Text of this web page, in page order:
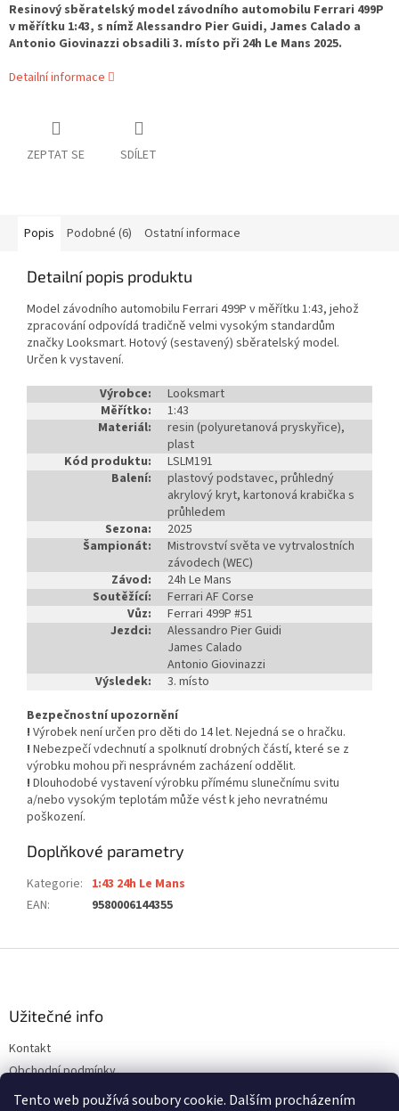
Tento web používá soubory cookie. Dalším procházením
Resinový sběratelský model závodního automobilu Ferrari 499P
v měřítku 1:43, s nímž Alessandro Pier Guidi, James Calado a
Antonio Giovinazzi obsadili 3. místo při 24h Le Mans 2025.
Detailní informace
ZEPTAT SE SDÍLET
Popis Podobné (6) Ostatní informace
Detailní popis produktu
Model závodního automobilu Ferrari 499P v měřítku 1:43, jehož
zpracování odpovídá tradičně velmi vysokým standardům
značky Looksmart. Hotový (sestavený) sběratelský model.
Určen k vystavení.
Výrobce:
Looksmart
Měřítko:
1:43
Materiál:
resin (polyuretanová pryskyřice),
plast
Kód produktu:
LSLM191
Balení:
plastový podstavec, průhledný
akrylový kryt, kartonová krabička s
průhledem
Sezona:
2025
Šampionát:
Mistrovství světa ve vytrvalostních
závodech (WEC)
Závod:
24h Le Mans
Soutěžící:
Ferrari AF Corse
Vůz:
Ferrari 499P #51
Jezdci:
Alessandro Pier Guidi
James Calado
Antonio Giovinazzi
Výsledek:
3. místo
Bezpečnostní upozornění
! Výrobek není určen pro děti do 14 let. Nejedná se o hračku.
! Nebezpečí vdechnutí a spolknutí drobných částí, které se z
výrobku mohou při nesprávném zacházení oddělit.
! Dlouhodobé vystavení výrobku přímému slunečnímu svitu
a/nebo vysokým teplotám může vést k jeho nevratnému
poškození.
Doplňkové parametry
Kategorie: 1:43 24h Le Mans
EAN: 9580006144355
Užitečné info
Kontakt
Obchodní podmínky
Ochrana osobních údajů